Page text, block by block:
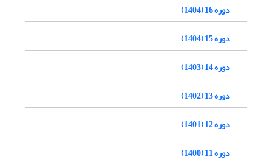
دوره 16 (1404)
دوره 15 (1404)
دوره 14 (1403)
دوره 13 (1402)
دوره 12 (1401)
دوره 11 (1400)